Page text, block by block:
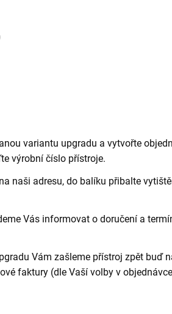
variantu upgradu a vytvořte
výrobní číslo přístroje.
naši adresu, do balíku přibalte
Vás informovat o doručení a
Vám zašleme přístroj zpět buď
faktury (dle Vaší volby v